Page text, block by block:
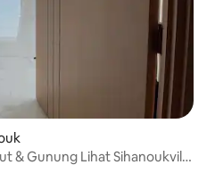
& Gunung Lihat Sihanoukville